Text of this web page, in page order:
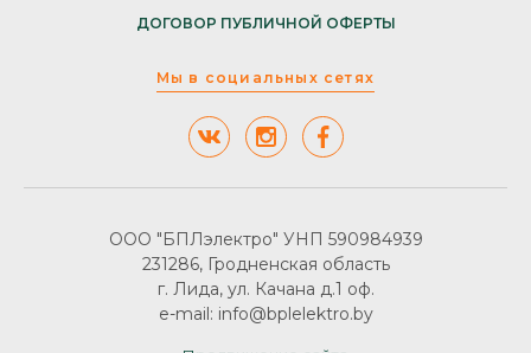
ДОГОВОР ПУБЛИЧНОЙ ОФЕРТЫ
Мы в социальных сетях
ООО "БПЛэлектро" УНП 590984939
231286, Гродненская область
г. Лида, ул. Качана д.1 оф.
e-mail: info@bplelektro.by